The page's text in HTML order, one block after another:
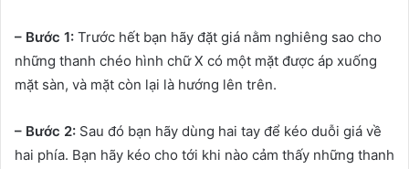
– Bước 1: Trước hết bạn hãy đặt giá nằm nghiêng sao cho
những thanh chéo hình chữ X có một mặt được áp xuống
mặt sàn, và mặt còn lại là hướng lên trên.
– Bước 2: Sau đó bạn hãy dùng hai tay để kéo duỗi giá về
hai phía. Bạn hãy kéo cho tới khi nào cảm thấy những thanh